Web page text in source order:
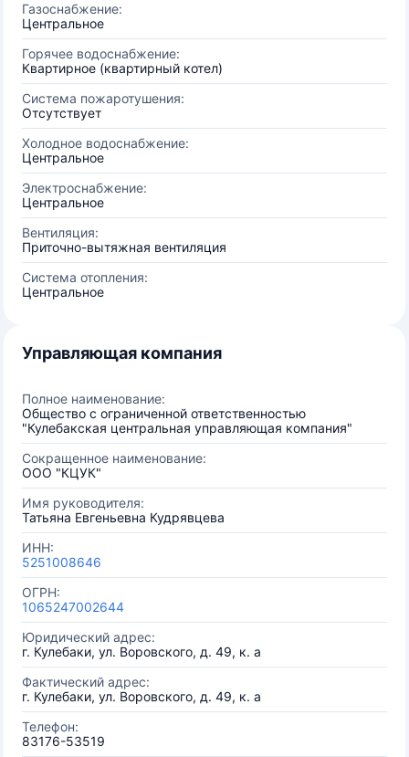
Газоснабжение:
Центральное
Горячее водоснабжение:
Квартирное (квартирный котел)
Система пожаротушения:
Отсутствует
Холодное водоснабжение:
Центральное
Электроснабжение:
Центральное
Вентиляция:
Приточно-вытяжная вентиляция
Система отопления:
Центральное
Управляющая компания
Полное наименование:
Общество с ограниченной ответственностью
"Кулебакская центральная управляющая компания"
Сокращенное наименование:
ООО "КЦУК"
Имя руководителя:
Татьяна Евгеньевна Кудрявцева
ИНН:
5251008646
ОГРН:
1065247002644
Юридический адрес:
г. Кулебаки, ул. Воровского, д. 49, к. а
Фактический адрес:
г. Кулебаки, ул. Воровского, д. 49, к. а
Телефон:
83176-53519